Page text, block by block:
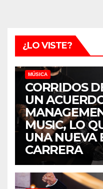
¿LO VISTE?
MÚSICA
CORRIDOS
UN
MUSIC, LO
UNA NUEVA
CARRERA